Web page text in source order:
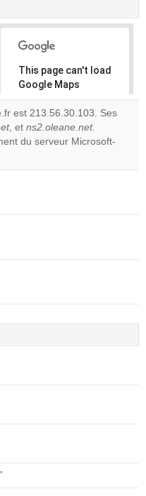
This page can't load
Google Maps
correctly.
Do you
own this
OK
est 213.56.30.103. Ses
, et ns2.oleane.net.
du serveur Microsoft-